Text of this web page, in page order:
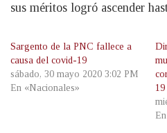
sus méritos logró ascender
Sargento de la PNC fallece a
causa del covid-19
sábado, 30 mayo 2020 3:02 PM
En «Nacionales»
19